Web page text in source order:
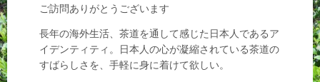
ご訪問ありがとうございます
長年の海外生活、茶道を通して感じた日本人であるア
イデンティティ。日本人の心が凝縮されている茶道の
すばらしさを、手軽に身に着けて欲しい。